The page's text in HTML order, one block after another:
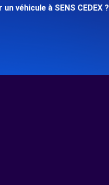
véhicule à SENS CEDEX ?